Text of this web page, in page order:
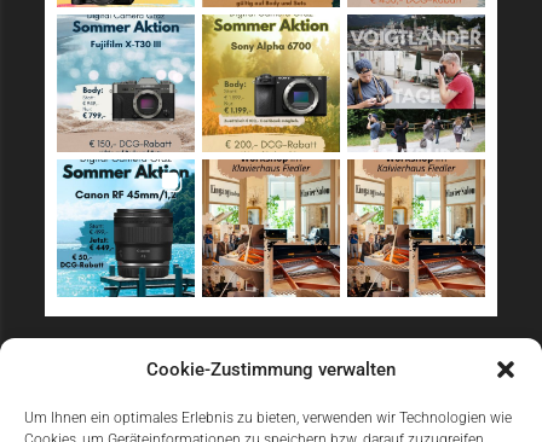
Cookie-Zustimmung verwalten
Um Ihnen ein optimales Erlebnis zu bieten, verwenden wir Technologien wie
Sicher Einkaufen